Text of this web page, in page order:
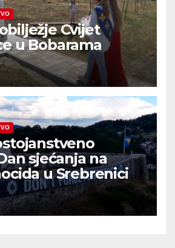
Cvijet
u Bobarama
sjećanja na
u Srebrenici